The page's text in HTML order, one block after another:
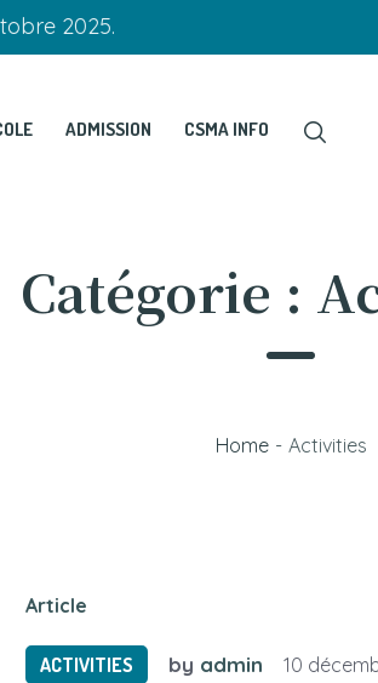
2025.
ADMISSION CSMA INFO
Catégorie :
Home - Activities
Article
ACTIVITIES by admin 10